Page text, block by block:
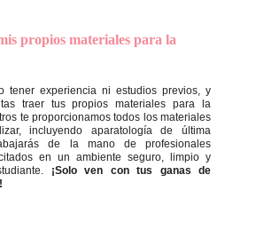
propios materiales para la
tener experiencia ni estudios previos, y
traer tus propios materiales para la
te proporcionamos todos los materiales
incluyendo aparatología de última
de la mano de profesionales
en un ambiente seguro, limpio y
¡Solo ven con tus ganas de